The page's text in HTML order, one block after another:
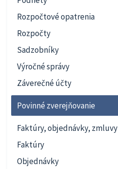
Rozpočtové opatrenia
Rozpočty
Sadzobníky
Výročné správy
Záverečné účty
Povinné zverejňovanie
Faktúry, objednávky, zmluvy
Faktúry
Objednávky